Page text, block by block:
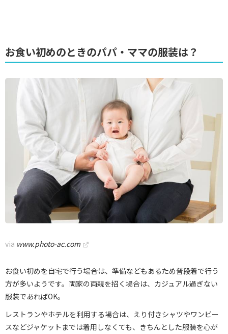
お食い初めのときのパパ・ママの服装は？
via www.photo-ac.com
お食い初めを自宅で行う場合は、準備などもあるため普段着で行う
方が多いようです。両家の両親を招く場合は、カジュアル過ぎない
服装であればOK。
レストランやホテルを利用する場合は、えり付きシャツやワンピー
スなどジャケットまでは着用しなくても、きちんとした服装を心が